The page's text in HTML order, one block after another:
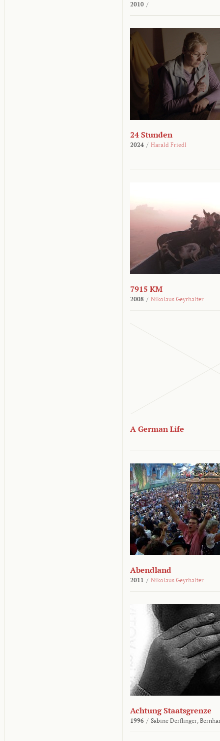
2010 /
24 Stunden
2024 / Harald Friedl
7915 KM
2008 / Nikolaus Geyrhalter
A German Life
Abendland
2011 / Nikolaus Geyrhalter
Achtung Staatsgrenze
1996 / Sabine Derflinger,